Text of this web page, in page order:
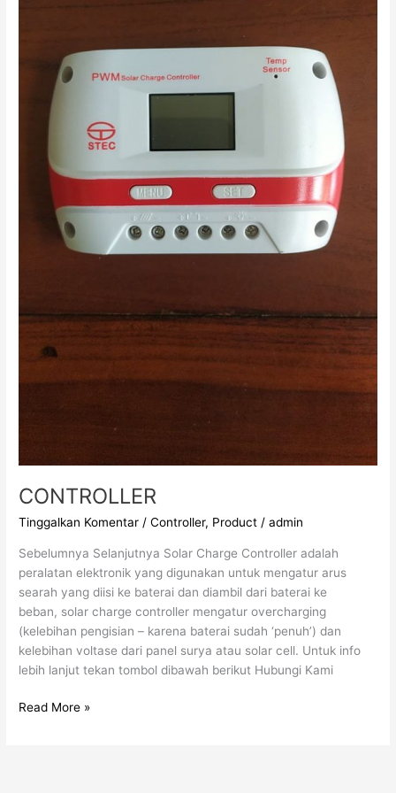
CONTROLLER
Tinggalkan Komentar /Controller, Product /admin
Sebelumnya Selanjutnya Solar Charge Controller adalah
peralatan elektronik yang digunakan untuk mengatur arus
searah yang diisi ke baterai dan diambil dari baterai ke
beban, solar charge controller mengatur overcharging
(kelebihan pengisian – karena baterai sudah ‘penuh’) dan
kelebihan voltase dari panel surya atau solar cell. Untuk info
lebih lanjut tekan tombol dibawah berikut Hubungi Kami
Read More »